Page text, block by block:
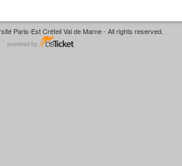
Paris-Est Créteil Val de Marne - All rights reserved.